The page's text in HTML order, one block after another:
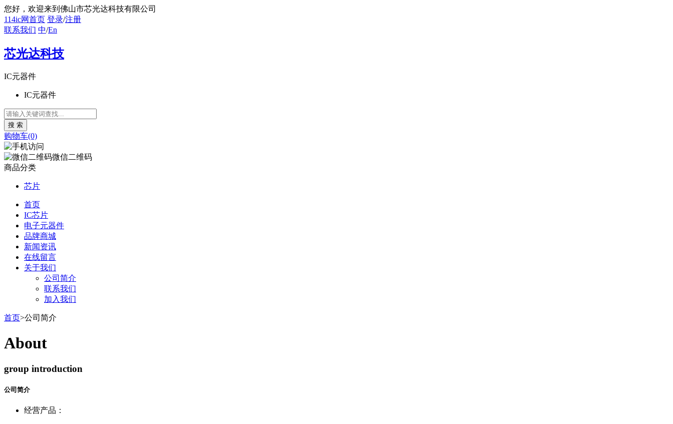
您好 ，欢迎来到佛山市芯光达科技有限公司
114ic网首页 登录/注册
联系我们 中/En
芯光达科技
IC元器件
IC元器件
购物车(0)
微信二维码
商品分类
芯片
首页
IC芯片
电子元器件
品牌商城
新闻资讯
在线留言
关于我们
公司简介
联系我们
加入我们
首页>公司简介
About
group introduction
公司简介
经营产品：